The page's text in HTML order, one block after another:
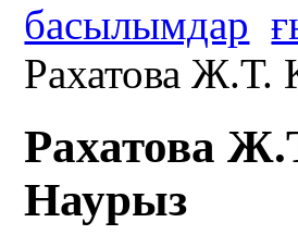
басылымдар
Рахатова Ж.Т.
Рахатова
Наурыз